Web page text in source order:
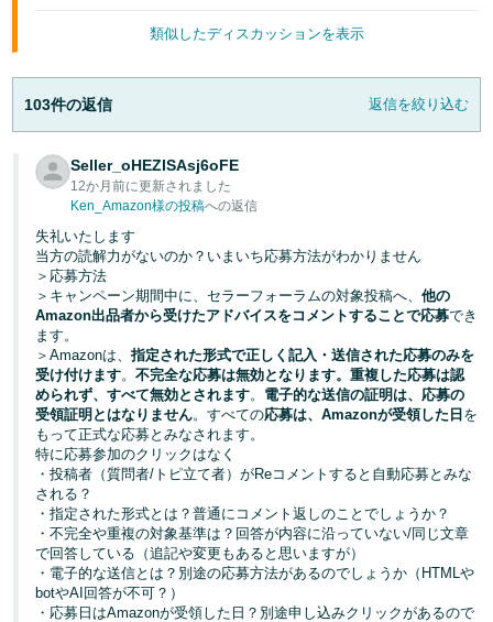
- JP
め
る
類似したディスカッションを表示
103件の返信 返信を絞り込む
Seller_oHEZlSAsj6oFE
12か月前に更新されました
Ken_Amazon様の投稿への返信
失礼いたします
当方の読解力がないのか？いまいち応募方法がわかりません
＞応募方法
＞キャンペーン期間中に、セラーフォーラムの対象投稿へ、他の
Amazon出品者から受けたアドバイスをコメントすることで応募でき
ます。
＞Amazonは、指定された形式で正しく記入・送信された応募のみを
受け付けます。不完全な応募は無効となります。重複した応募は認
められず、すべて無効とされます。 電子的な送信の証明は、応募の
受領証明とはなりません。すべての応募は、Amazonが受領した日 を
もって正式な応募とみなされます。
特に応募参加のクリックはなく
・投稿者（質問者/トピ立て者）がReコメントすると自動応募とみな
される？
・指定された形式とは？普通にコメント返しのことでしょうか？
・不完全や重複の対象基準は？回答が内容に沿っていない/同じ文章
で回答している（追記や変更もあると思いますが）
・電子的な送信とは？別途の応募方法があるのでしょうか（HTMLや
botやAI回答が不可？）
・応募日はAmazonが受領した日？別途申し込みクリックがあるので